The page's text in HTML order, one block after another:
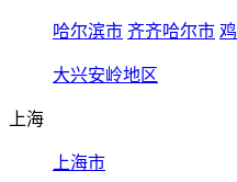
哈尔滨市 齐齐哈尔市
大兴安岭地区
上海
上海市